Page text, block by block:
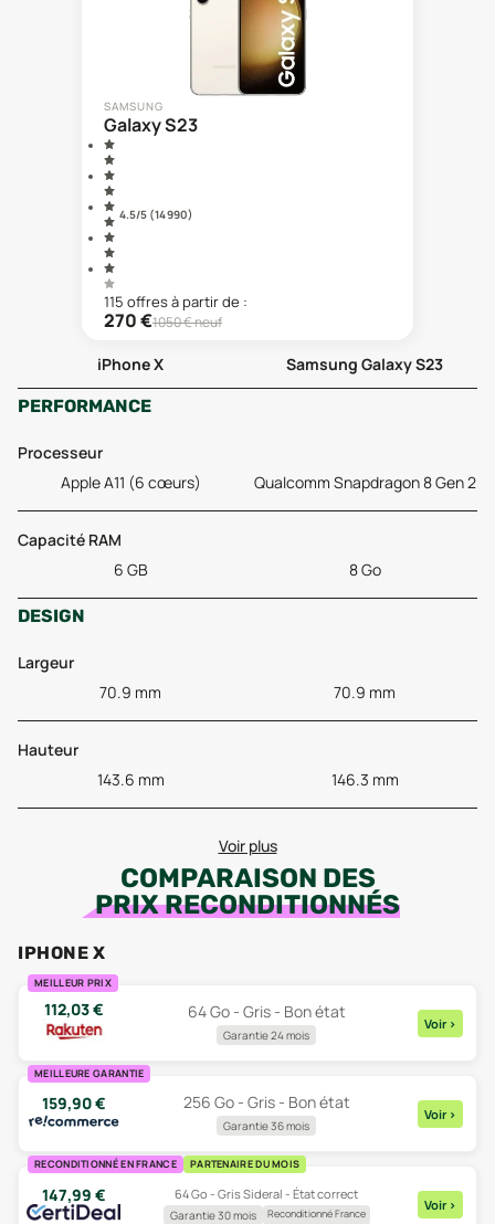
SAMSUNG
Galaxy S23
4.5/5 (14 990)
115 offresà partir de :
270€1050€ neuf
iPhone X
Samsung Galaxy S23
PERFORMANCE
Processeur
Apple A11 (6 cœurs)
Qualcomm Snapdragon 8 Gen 2
Capacité RAM
6 GB
8 Go
DESIGN
Largeur
70.9 mm
70.9 mm
Hauteur
143.6 mm
146.3 mm
Voir plus
COMPARAISON DES
PRIX RECONDITIONNÉS
IPHONE X
MEILLEUR PRIX
112,03€ 64 Go - Gris - Bon état
Garantie 24 mois
Voir >
MEILLEURE GARANTIE
159,90€ 256 Go - Gris - Bon état
Garantie 36 mois
Voir >
RECONDITIONNÉ EN FRANCE PARTENAIRE DU MOIS
147,99 € 64 Go - Gris Sideral - État correct
Garantie 30 mois Reconditionné France
Voir >